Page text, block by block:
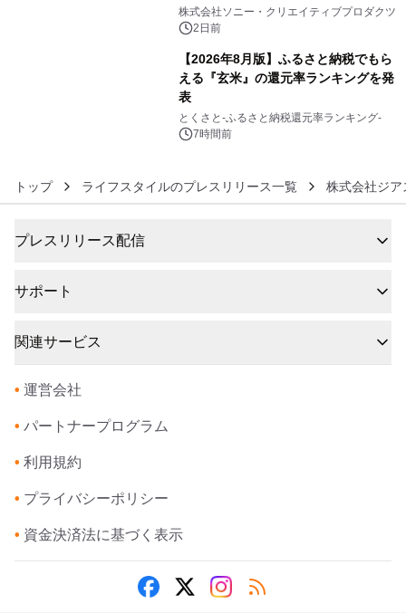
ラボレーション サウナイキタイコラ
ボグッズも発売決定！
株式会社ソニー・クリエイティブプロダクツ
2日前
【2026年8月版】ふるさと納税でもら
える『玄米』の還元率ランキングを発
表
とくさと-ふるさと納税還元率ランキング-
7時間前
トップ ライフスタイルのプレスリリース一覧 株式会社ジア
プレスリリース配信
サポート
関連サービス
• 運営会社
• パートナープログラム
• 利用規約
• プライバシーポリシー
• 資金決済法に基づく表示